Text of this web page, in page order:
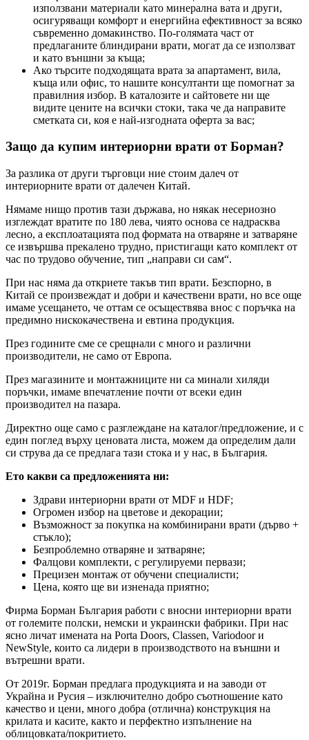
използвани материали като минерална вата и други,
осигуряващи комфорт и енергийна ефективност за всяко
съвременно домакинство. По-голямата част от
предлаганите блиндирани врати, могат да се използват
и като външни за къща;
Ако търсите подходящата врата за апартамент, вила,
къща или офис, то нашите консултанти ще помогнат за
правилния избор. В каталозите и сайтовете ни ще
видите цените на всички стоки, така че да направите
сметката си, коя е най-изгодната оферта за вас;
Защо да купим интериорни врати от Борман?
За разлика от други търговци ние стоим далеч от
интериорните врати от далечен Китай.
Нямаме нищо против тази държава, но някак несериозно
изглеждат вратите по 180 лева, чиято основа се надрасква
лесно, а експлоатацията под формата на отваряне и затваряне
се извършва прекалено трудно, пристигащи като комплект от
час по трудово обучение, тип „направи си сам“.
При нас няма да откриете такъв тип врати. Безспорно, в
Китай се произвеждат и добри и качествени врати, но все още
имаме усещането, че оттам се осъществява внос с поръчка на
предимно нискокачествена и евтина продукция.
През годините сме се срещнали с много и различни
производители, не само от Европа.
През магазините и монтажниците ни са минали хиляди
поръчки, имаме впечатление почти от всеки един
производител на пазара.
Директно още само с разглеждане на каталог/предложение, и с
един поглед върху ценовата листа, можем да определим дали
си струва да се предлага тази стока и у нас, в България.
Ето какви са предложенията ни:
Здрави интериорни врати от MDF и HDF;
Огромен избор на цветове и декорации;
Възможност за покупка на комбинирани врати (дърво +
стъкло);
Безпроблемно отваряне и затваряне;
Фалцови комплекти, с регулируеми первази;
Прецизен монтаж от обучени специалисти;
Цена, която ще ви изненада приятно;
Фирма Борман България работи с вносни интериорни врати
от големите полски, немски и украински фабрики. При нас
ясно личат имената на Porta Doors, Classen, Variodoor и
NewStyle, които са лидери в производството на външни и
вътрешни врати.
От 2019г. Борман предлага продукцията и на заводи от
Украйна и Русия – изключително добро съотношение като
качество и цени, много добра (отлична) конструкция на
крилата и касите, както и перфектно изпълнение на
облицовката/покритието.